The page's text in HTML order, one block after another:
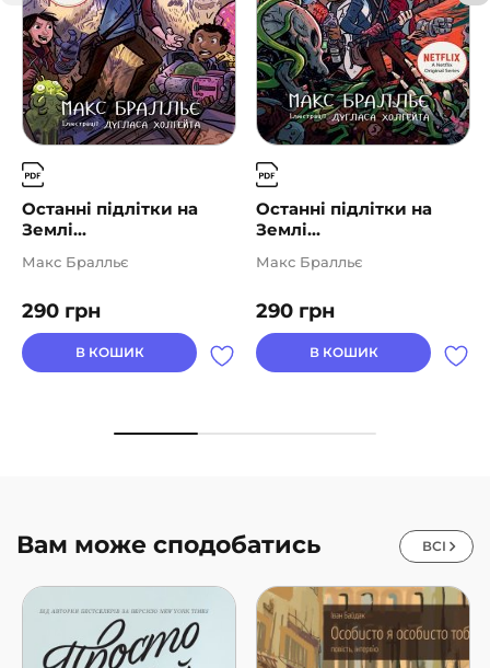
Останні підлітки на
Землі...
290 грн
Макс Бралльє
В КОШИК
Останні підлітки на
Землі...
290 грн
Макс Бралльє
В КОШИК
Вам може сподобатись ВСІ